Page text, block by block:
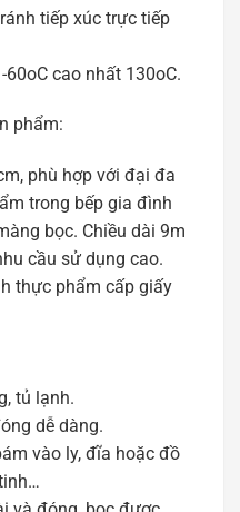
tiếp xúc trực tiếp
cao nhất 130oC.
phẩm:
phù hợp với đại đa
trong bếp gia đình
bọc. Chiều dài 9m
cầu sử dụng cao.
thực phẩm cấp giấy
tủ lạnh.
dễ dàng.
vào ly, đĩa hoặc đồ